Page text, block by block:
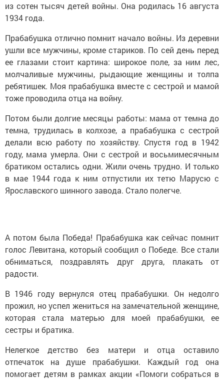
из сотен тысяч детей войны. Она родилась 16 августа
1934 года.
Прабабушка отлично помнит начало войны. Из деревни
ушли все мужчины, кроме стариков. По сей день перед
ее глазами стоит картина: широкое поле, за ним лес,
молчаливые мужчины, рыдающие женщины и толпа
ребятишек. Моя прабабушка вместе с сестрой и мамой
тоже проводила отца на войну.
Потом были долгие месяцы работы: мама от темна до
темна, трудилась в колхозе, а прабабушка с сестрой
делали всю работу по хозяйству. Спустя год в 1942
году, мама умерла. Они с сестрой и восьмимесячным
братиком остались одни. Жили очень трудно. И только
в мае 1944 года к ним отпустили их тетю Марусю с
Ярославского шинного завода. Стало полегче.
А потом была Победа! Прабабушка как сейчас помнит
голос Левитана, который сообщил о Победе. Все стали
обниматься, поздравлять друг друга, плакать от
радости.
В 1946 году вернулся отец прабабушки. Он недолго
прожил, но успел жениться на замечательной женщине,
которая стала матерью для моей прабабушки, ее
сестры и братика.
Нелегкое детство без матери и отца оставило
отпечаток на душе прабабушки. Каждый год она
помогает детям в рамках акции «Помоги собраться в